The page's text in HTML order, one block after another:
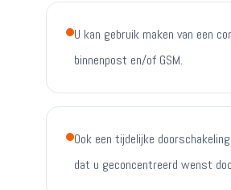
U kan gebruik maken van een
binnenpost en/of GSM.
Ook een tijdelijke
dat u geconcentreerd wenst